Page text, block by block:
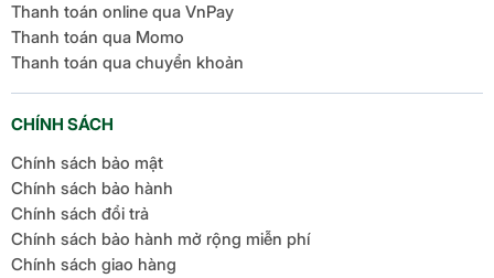
Thanh toán online qua VnPay
Thanh toán qua Momo
Thanh toán qua chuyển khoản
CHÍNH SÁCH
Chính sách bảo mật
Chính sách bảo hành
Chính sách đổi trả
Chính sách bảo hành mở rộng miễn phí
Chính sách giao hàng